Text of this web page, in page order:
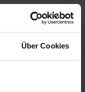
Über Cookies